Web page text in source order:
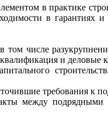
в практике
в
том числе
и деловые
требования к
между подрядными